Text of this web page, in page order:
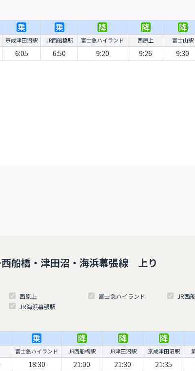
京成津田沼駅 JR西船橋駅 富士急ハイランド 西原上 富士山駅
6:05 6:50 9:20 9:26 9:30
船橋・津田沼・海浜幕張線 上り
西原上 富士急ハイランド JR西
JR海浜幕張駅
富士急ハイランド JR西船橋駅 JR津田沼駅 京成津田沼駅
18:30 21:00 21:30 21:35